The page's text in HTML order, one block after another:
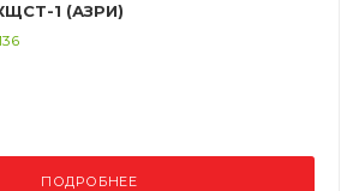
1 (АЗРИ)
ПОДРОБНЕЕ